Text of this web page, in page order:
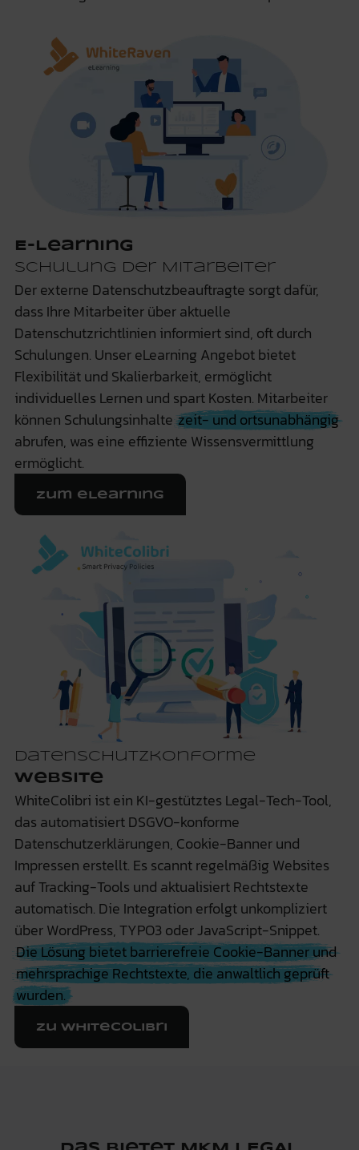
E-Learning
Schulung der Mitarbeiter
Der externe Datenschutzbeauftragte sorgt dafür,
dass Ihre Mitarbeiter über aktuelle
Datenschutzrichtlinien informiert sind, oft durch
Schulungen. Unser eLearning Angebot bietet
Flexibilität und Skalierbarkeit, ermöglicht
individuelles Lernen und spart Kosten. Mitarbeiter
können Schulungsinhalte zeit- und ortsunabhängig
abrufen, was eine effiziente Wissensvermittlung
ermöglicht.
Zum eLearning
Datenschutzkonforme
Website
WhiteColibri ist ein KI-gestütztes Legal-Tech-Tool,
das automatisiert DSGVO-konforme
Datenschutzerklärungen, Cookie-Banner und
Impressen erstellt. Es scannt regelmäßig Websites
auf Tracking-Tools und aktualisiert Rechtstexte
automatisch. Die Integration erfolgt unkompliziert
über WordPress, TYPO3 oder JavaScript-Snippet.
Die Lösung bietet barrierefreie Cookie-Banner und
mehrsprachige Rechtstexte, die anwaltlich geprüft
wurden.
Zu WhiteColibri